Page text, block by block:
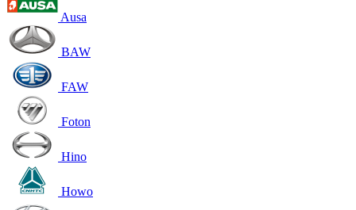
Ausa
BAW
FAW
Foton
Hino
Howo